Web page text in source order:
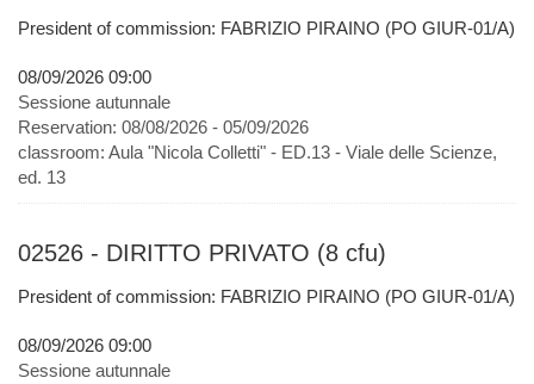
President of commission: FABRIZIO PIRAINO (PO GIUR-01/A)
08/09/2026 09:00
Sessione autunnale
Reservation: 08/08/2026 - 05/09/2026
classroom: Aula "Nicola Colletti" - ED.13 - Viale delle Scienze,
ed. 13
02526 - DIRITTO PRIVATO (8 cfu)
President of commission: FABRIZIO PIRAINO (PO GIUR-01/A)
08/09/2026 09:00
Sessione autunnale